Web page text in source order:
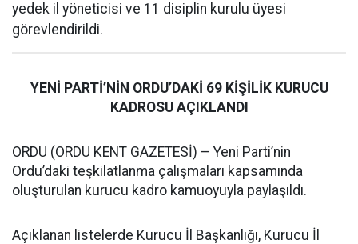
yedek il yöneticisi ve 11 disiplin kurulu üyesi
görevlendirildi.
YENİ PARTİ’NİN ORDU’DAKİ 69 KİŞİLİK KURUCU
KADROSU AÇIKLANDI
ORDU (ORDU KENT GAZETESİ) – Yeni Parti’nin
Ordu’daki teşkilatlanma çalışmaları kapsamında
oluşturulan kurucu kadro kamuoyuyla paylaşıldı.
Açıklanan listelerde Kurucu İl Başkanlığı, Kurucu İl